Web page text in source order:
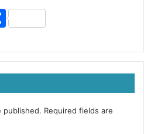
S
ar
e
published. Required fields are